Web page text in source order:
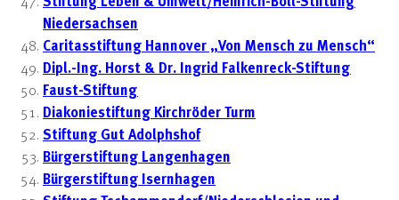
Stiftung Leben & Umwelt/Heinrich-Böll-Stiftung
Niedersachsen
Caritasstiftung Hannover „Von Mensch zu Mensch“
Dipl.-Ing. Horst & Dr. Ingrid Falkenreck-Stiftung
Faust-Stiftung
Diakoniestiftung Kirchröder Turm
Stiftung Gut Adolphshof
Bürgerstiftung Langenhagen
Bürgerstiftung Isernhagen